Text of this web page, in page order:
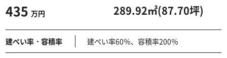
435 万円 289.92㎡(87.70坪)
建ぺい率・容積率 建ぺい率60％、容積率200％